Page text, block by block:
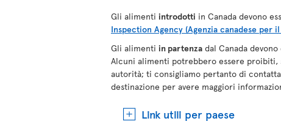
Gli alimenti introdotti in Canada devono
Inspection Agency (Agenzia canadese
Gli alimenti in partenza dal Canada
Alcuni alimenti potrebbero essere proibiti,
autorità; ti consigliamo pertanto di
destinazione per avere maggiori
Link utili per paese